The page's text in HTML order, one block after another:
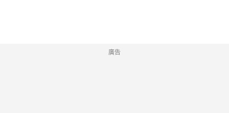
廣告